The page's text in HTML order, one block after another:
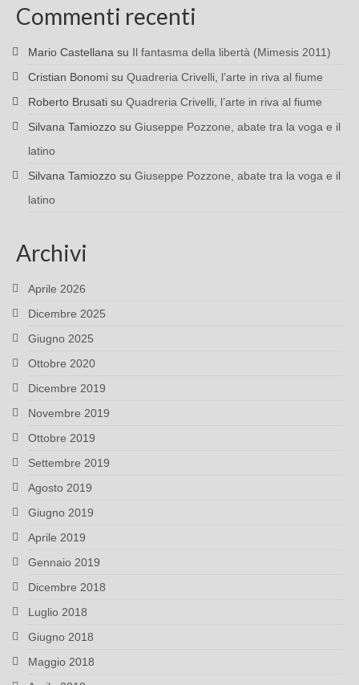
Commenti recenti
Mario Castellana su Il fantasma della libertà (Mimesis 2011)
Cristian Bonomi su Quadreria Crivelli, l’arte in riva al fiume
Roberto Brusati su Quadreria Crivelli, l’arte in riva al fiume
Silvana Tamiozzo su Giuseppe Pozzone, abate tra la voga e il
latino
Silvana Tamiozzo su Giuseppe Pozzone, abate tra la voga e il
latino
Archivi
Aprile 2026
Dicembre 2025
Giugno 2025
Ottobre 2020
Dicembre 2019
Novembre 2019
Ottobre 2019
Settembre 2019
Agosto 2019
Giugno 2019
Aprile 2019
Gennaio 2019
Dicembre 2018
Luglio 2018
Giugno 2018
Maggio 2018